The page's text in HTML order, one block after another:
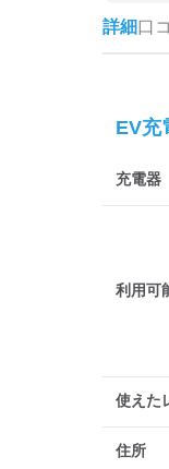
詳細口
EV充
充電器
利用可
使えた
住所